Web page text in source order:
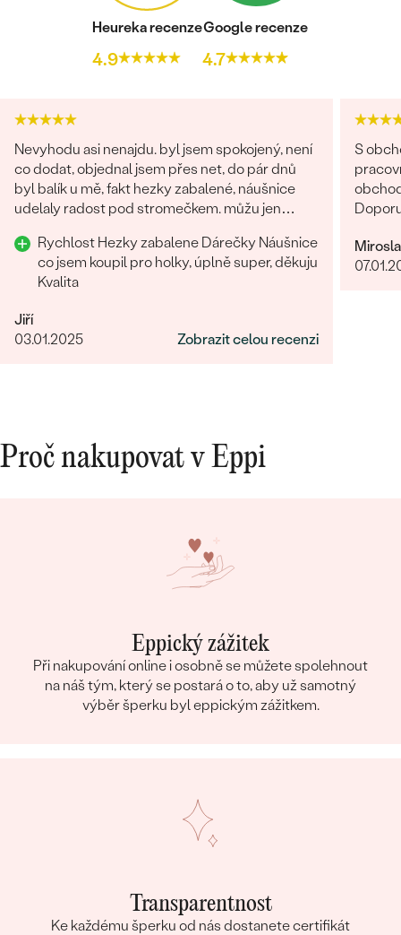
Heureka recenze
4.9
Google recenze
4.7
Nevyhodu asi nenajdu. byl jsem spokojený, není
co dodat, objednal jsem přes net, do pár dnů
byl balík u mě, fakt hezky zabalené, náušnice
udelaly radost pod stromečkem. můžu jen
Rychlost Hezky zabalene Dárečky Náušnice
co jsem koupil pro holky, úplně super, děkuju
Kvalita
Jiří
03.01.2025
Zobrazit celou recenzi
S
Proč nakupovat v Eppi
Eppický zážitek
Při nakupování online i osobně se můžete spolehnout
na náš tým, který se postará o to, aby už samotný
výběr šperku byl eppickým zážitkem.
Transparentnost
Ke každému šperku od nás dostanete certifikát